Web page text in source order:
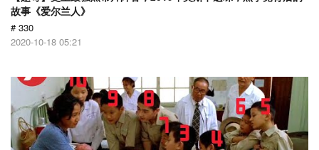
故事《爱尔兰人》
# 330
2020-10-18 05:21